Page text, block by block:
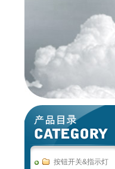
按钮开关&指示灯